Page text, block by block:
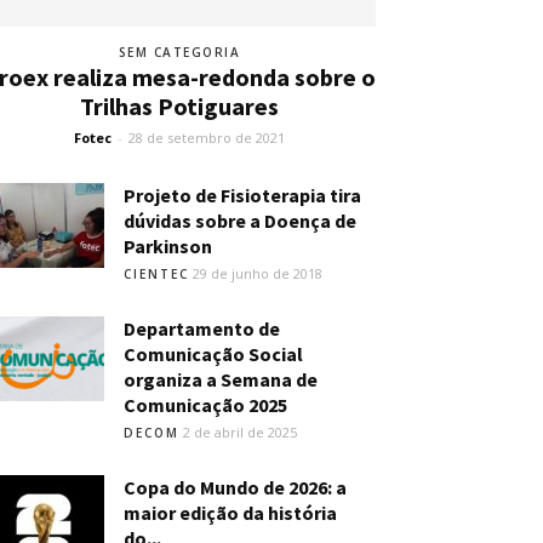
SEM CATEGORIA
realiza mesa-redonda sobre o
Trilhas Potiguares
Fotec - 28 de setembro de 2021
Projeto de Fisioterapia tira
dúvidas sobre a Doença de
Parkinson
CIENTEC 29 de junho de 2018
Departamento de
Comunicação Social
organiza a Semana de
Comunicação 2025
DECOM 2 de abril de 2025
Copa do Mundo de 2026: a
maior edição da história
do...